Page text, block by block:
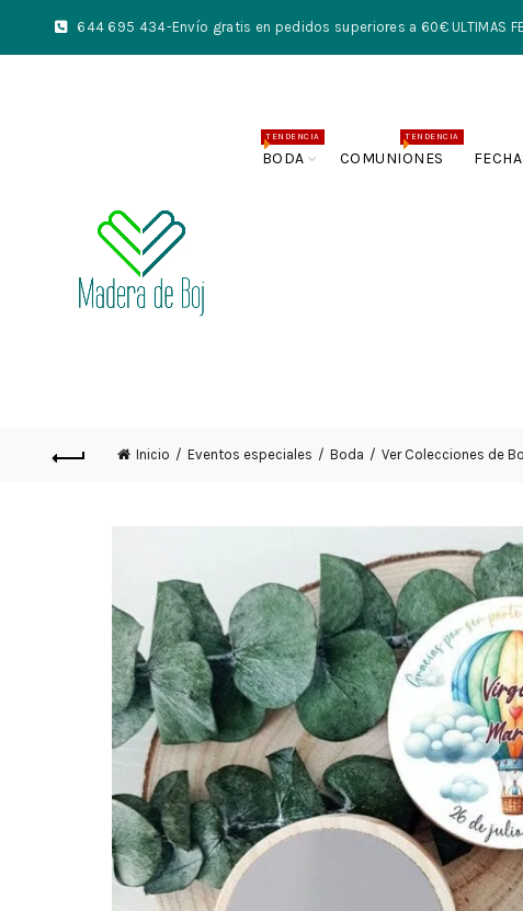
644 695 434-Envío gratis en pedidos superiores a 60€ ULTIMAS
BODA
TENDENCIA
COMUNIONES
TENDENCIA
Inicio Eventos especiales Boda Ver Colecciones de